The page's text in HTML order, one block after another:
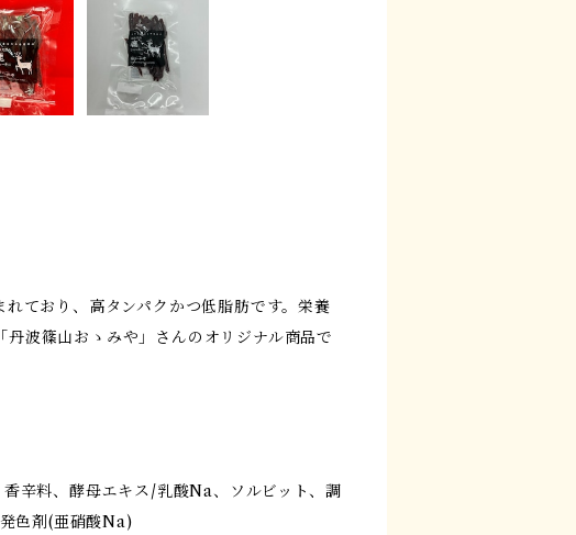
ており、高タンパクかつ低脂肪です。栄養
波篠山おゝみや」さんのオリジナル商品で
辛料、酵母エキス/乳酸Na、ソルビット、調
色剤(亜硝酸Na)